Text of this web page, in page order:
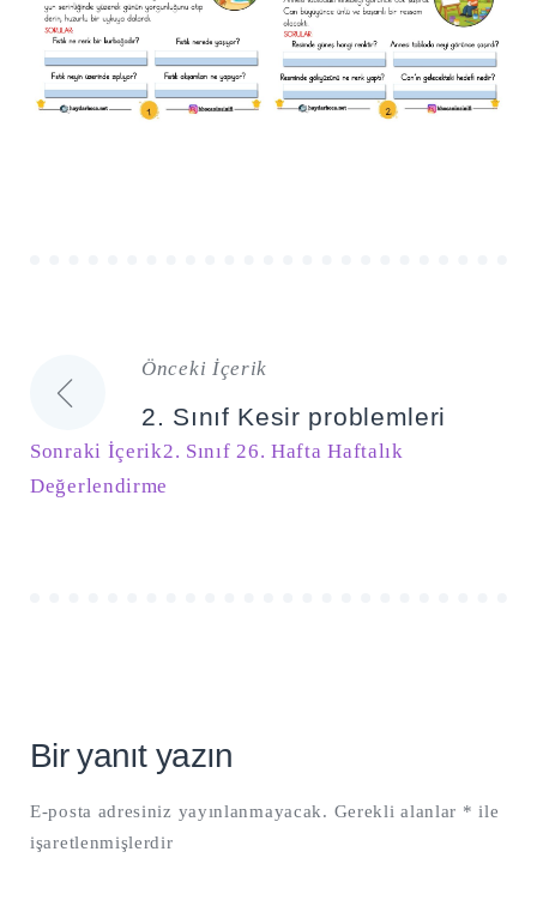
Yazı
gezinmesi
Önceki İçerik
2. Sınıf Kesir problemleri
Sonraki İçerik2. Sınıf 26. Hafta Haftalık
Değerlendirme
Bir yanıt yazın
E-posta adresiniz yayınlanmayacak. Gerekli alanlar * ile
işaretlenmişlerdir